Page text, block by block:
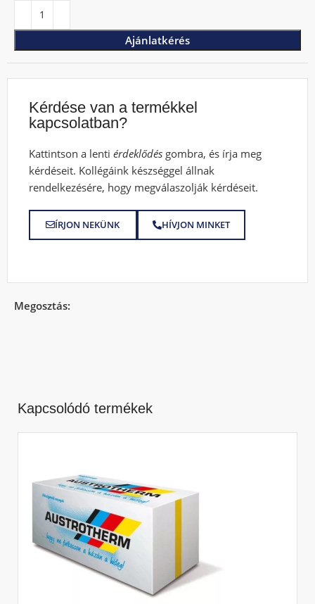
Ajánlatkérés
Kérdése van a termékkel
kapcsolatban?
Kattintson a lentiérdeklődés gombra, és írja meg
kérdéseit. Kollégáink készséggel állnak
rendelkezésére, hogy megválaszolják kérdéseit.
ÍRJON NEKÜNK HÍVJON MINKET
Megosztás:
Kapcsolódó termékek